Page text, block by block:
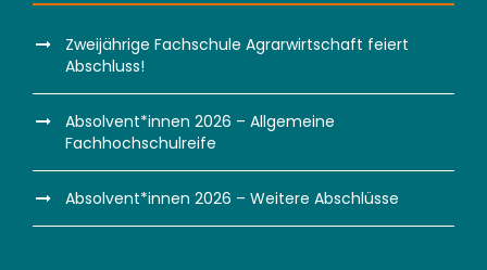
Zweijährige Fachschule Agrarwirtschaft feiert
Abschluss!
Absolvent*innen 2026 – Allgemeine
Fachhochschulreife
Absolvent*innen 2026 – Weitere Abschlüsse